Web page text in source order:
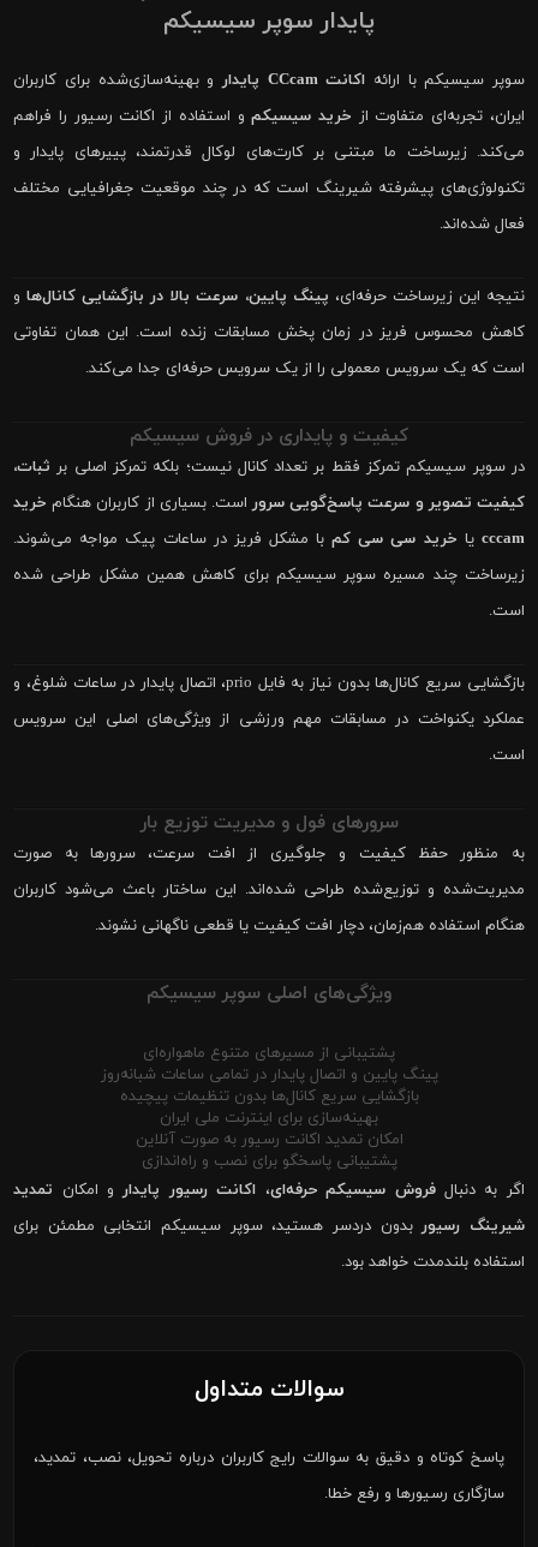
پایدار سوپر سیسیکم
سوپر سیسیکم با ارائه اکانت CCcam پایدار
و بهینه‌سازی‌شده برای کاربران
ایران، تجربه‌ای متفاوت از خرید سیسیکمو استفاده از اکانت رسیور را فراهم
می‌کند. زیرساخت ما مبتنی بر کارت‌های لوکال قدرتمند، پییرهای پایدار و
تکنولوژی‌های پیشرفته شیرینگ است که در چند موقعیت جغرافیایی مختلف
فعال شده‌اند.
نتیجه این زیرساخت حرفه‌ای، پینگ پایین، سرعت بالا در بازگشایی کانال‌هاو
کاهش محسوس فریز در زمان پخش مسابقات زنده است. این همان تفاوتی
است که یک سرویس معمولی را از یک سرویس حرفه‌ای جدا می‌کند.
کیفیت و پایداری در فروش سیسیکم
در سوپر سیسیکم تمرکز فقط بر تعداد کانال نیست؛ بلکه تمرکز اصلی بر ثبات،
کیفیت تصویر و سرعت پاسخ‌گویی سروراست. بسیاری از کاربران هنگام خرید
cccam یا خرید سی سی کمبا مشکل فریز در ساعات پیک مواجه می‌شوند.
زیرساخت چند مسیره سوپر سیسیکم برای کاهش همین مشکل طراحی شده
است.
بازگشایی سریع کانال‌ها بدون نیاز به فایل prio، اتصال پایدار در ساعات شلوغ، و
عملکرد یکنواخت در مسابقات مهم ورزشی از ویژگی‌های اصلی این سرویس
است.
سرورهای فول و مدیریت توزیع بار
به منظور حفظ کیفیت و جلوگیری از افت سرعت، سرورها به صورت
مدیریت‌شده و توزیع‌شده طراحی شده‌اند. این ساختار باعث می‌شود کاربران
هنگام استفاده هم‌زمان، دچار افت کیفیت یا قطعی ناگهانی نشوند.
ویژگی‌های اصلی سوپر سیسیکم
پشتیبانی از مسیرهای متنوع ماهواره‌ای
پینگ پایین و اتصال پایدار در تمامی ساعات شبانه‌روز
بازگشایی سریع کانال‌ها بدون تنظیمات پیچیده
بهینه‌سازی برای اینترنت ملی ایران
امکان تمدید اکانت رسیور به صورت آنلاین
پشتیبانی پاسخگو برای نصب و راه‌اندازی
اگر به دنبالفروش سیسیکم حرفه‌ای، اکانت رسیور پایدارو امکان تمدید
شیرینگ رسیوربدون دردسر هستید، سوپر سیسیکم انتخابی مطمئن برای
استفاده بلندمدت خواهد بود.
سوالات متداول
پاسخ کوتاه و دقیق به سوالات رایج کاربران درباره تحویل، نصب، تمدید،
سازگاری رسیورها و رفع خطا.